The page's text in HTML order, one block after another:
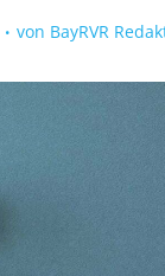
von BayRVR